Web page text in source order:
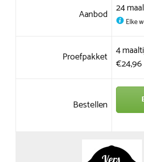
Aanbod 24
Elke
Proefpakket 4
€24,96
Bestellen